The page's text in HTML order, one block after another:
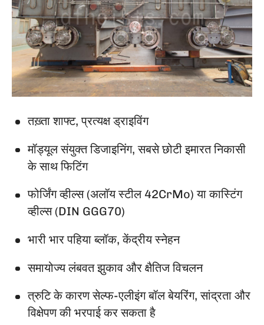
तख़्ता शाफ्ट, प्रत्यक्ष ड्राइविंग
मॉड्यूल संयुक्त डिजाइनिंग, सबसे छोटी इमारत निकासी
के साथ फिटिंग
फोर्जिंग व्हील्स (अलॉय स्टील 42CrMo) या कास्टिंग
व्हील्स (DIN GGG70)
भारी भार पहिया ब्लॉक, केंद्रीय स्नेहन
समायोज्य लंबवत झुकाव और क्षैतिज विचलन
त्रुटि के कारण सेल्फ-एलीइंग बॉल बेयरिंग, सांद्रता और
विक्षेपण की भरपाई कर सकता है